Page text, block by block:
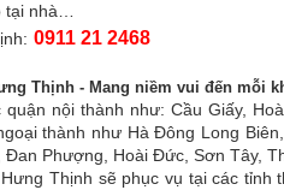
tại nhà…
0911 21 2468
Thịnh - Mang niềm vui đến mỗi
nội thành như: Cầu Giấy,
thành như Hà Đông Long
Phượng, Hoài Đức, Sơn Tây,
Thịnh sẽ phục vụ tại các